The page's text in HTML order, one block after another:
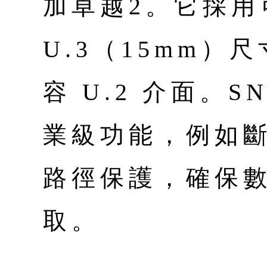
加卓越2。它採
U.3（15mm）尺
容 U.2 介面。
業級功能，例如
路徑保護，確保
取。